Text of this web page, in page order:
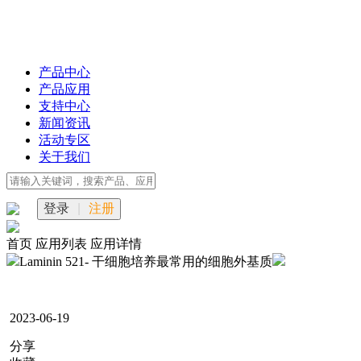
产品中心
产品应用
支持中心
新闻资讯
活动专区
关于我们
登录 注册
首页 应用列表 应用详情
Laminin 521- 干细胞培养最常用的细胞外基质
2023-06-19
分享